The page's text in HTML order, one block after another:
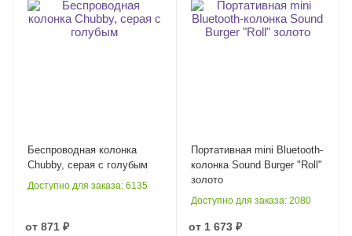
Беспроводная колонка
Chubby, серая с голубым
Доступно для заказа: 6135
от 871 ₽
Портативная mini Bluetooth-
колонка Sound Burger "Roll"
золото
Доступно для заказа: 2080
от 1 673 ₽